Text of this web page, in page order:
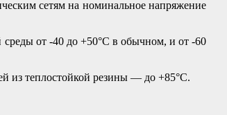
сетям на номинальное напряжение
от -40 до +50°С в обычном, и от -60
из теплостойкой резины — до +85°С.